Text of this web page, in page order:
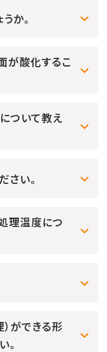
か。
が酸化するこ
ついて教え
さい。
理温度につ
ができる形
。